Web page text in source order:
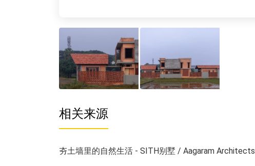
相关来源
夯土墙里的自然生活 - SITH别墅 / Aagaram Architects